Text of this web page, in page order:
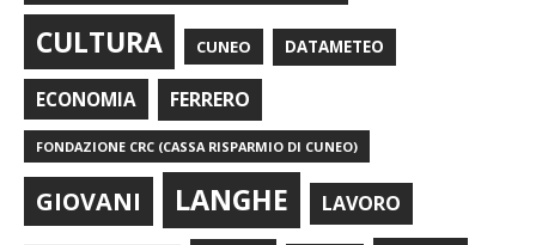
CULTURA CUNEO DATAMETEO
ECONOMIA FERRERO
FONDAZIONE CRC (CASSA RISPARMIO DI CUNEO)
GIOVANI LANGHE LAVORO